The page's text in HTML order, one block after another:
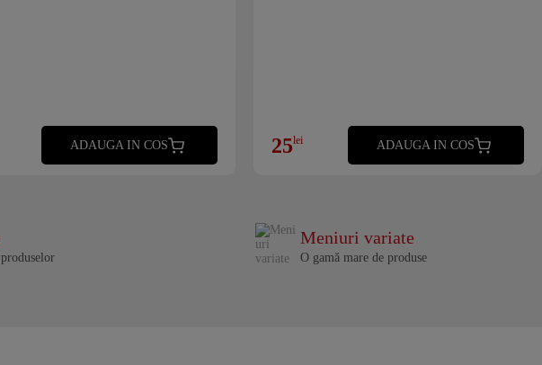
ADAUGA IN COS 25lei ADAUGA IN COS
Meniuri variate
O gamă mare de produse